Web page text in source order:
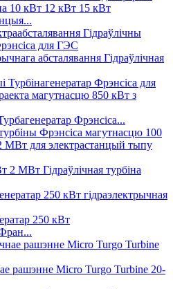
10 кВт 12 кВт 15 кВт
абсталявання Гідраўлічная
Фрэнсіса...
МВт Гідраўлічная турбіна
250 кВт
рашэнне Micro Turgo Turbine 20-